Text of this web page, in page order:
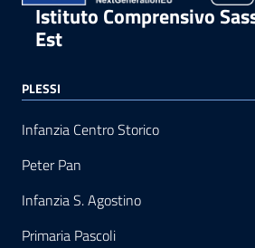
Istituto Comprensivo
Est
PLESSI
Infanzia Centro Storico
Peter Pan
Infanzia S. Agostino
Primaria Pascoli